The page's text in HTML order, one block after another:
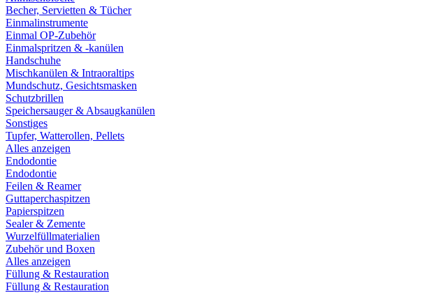
Becher, Servietten & Tücher
Einmalinstrumente
Einmal OP-Zubehör
Einmalspritzen & -kanülen
Handschuhe
Mischkanülen & Intraoraltips
Mundschutz, Gesichtsmasken
Schutzbrillen
Speichersauger & Absaugkanülen
Sonstiges
Tupfer, Watterollen, Pellets
Alles anzeigen
Endodontie
Endodontie
Feilen & Reamer
Guttaperchaspitzen
Papierspitzen
Sealer & Zemente
Wurzelfüllmaterialien
Zubehör und Boxen
Alles anzeigen
Füllung & Restauration
Füllung & Restauration